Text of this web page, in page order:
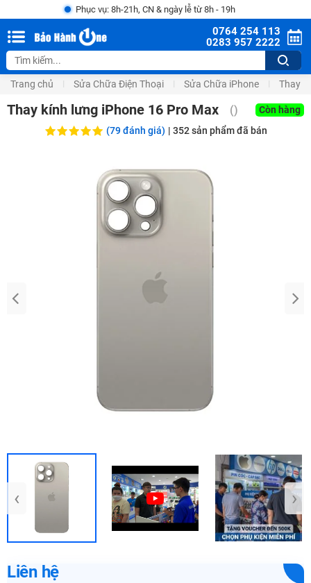
Phục vụ: 8h-21h, CN & ngày lễ từ 8h - 19h
0764 254 113
0283 957 2222
Trang chủ Sửa Chữa Điện Thoại Sửa Chữa iPhone Thay
Thay kính lưng iPhone 16 Pro Max ()
Còn hàng
(79 đánh giá) | 352sản phẩm đã bán
‹ ›
Liên hệ